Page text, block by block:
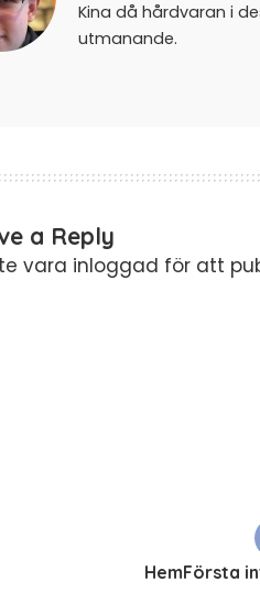
Kina då hårdvaran i
utmanande.
a Reply
vara inloggad för att
HemFörsta